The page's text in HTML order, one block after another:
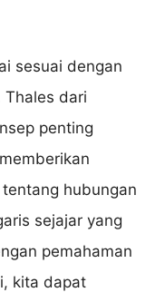
sesuai dengan
Thales dari
penting
hubungan
sejajar yang
pemahaman
kita dapat